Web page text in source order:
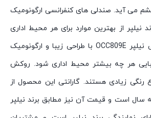
می آید. صندلی های کنفرانسی ارگونومیک
از بهترین موارد برای هر محیط اداری
است. صندلی کنفرانسی نیلپر OCC809E با طراحی زیبا و ارگونومیک
هر چه بیشتر محیط اداری شود. روکش
رنگی زیادی هستند. گارانتی این محصول از
سال است و قیمت آن نیز مطابق برند نیلپر